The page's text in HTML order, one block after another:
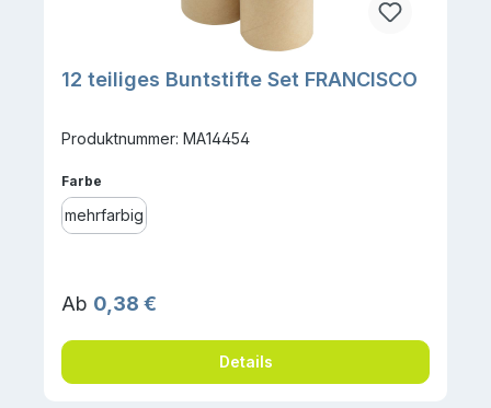
12 teiliges Buntstifte Set FRANCISCO
Produktnummer: MA14454
Farbe
mehrfarbig
Regulärer Preis:
Ab 0,38 €
Details